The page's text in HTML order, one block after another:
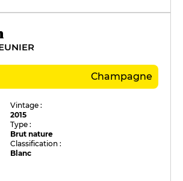
Champagne
Vintage :
2015
Type :
Brut nature
Classification :
Blanc